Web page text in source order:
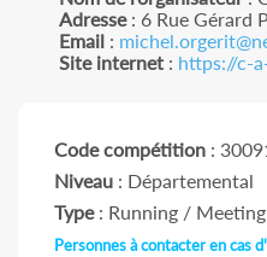
Adresse: 6 Rue Gérard
Email :
Site internet : https://c-
Code compétition :
Niveau : Départemental
Type: Running /
Personnes à contacter en cas